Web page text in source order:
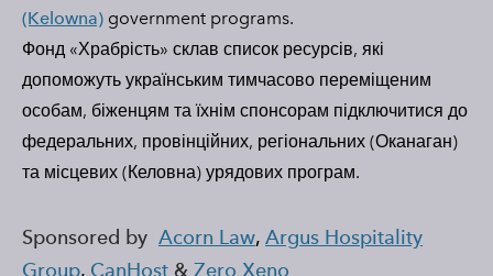
(Kelowna) government programs.
Фонд «Храбрість» склав список ресурсів, які
допоможуть українським тимчасово переміщеним
особам, біженцям та їхнім спонсорам підключитися до
федеральних, провінційних, регіональних (Оканаган)
та місцевих (Келовна) урядових програм.
Sponsored by Acorn Law, Argus Hospitality
Group, CanHost & Zero Xeno